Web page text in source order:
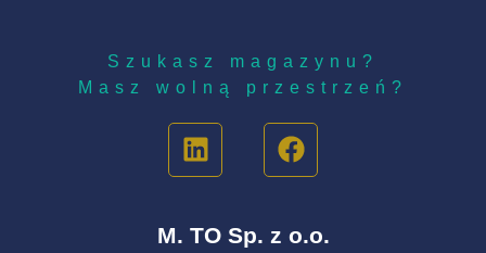
Szukasz magazynu?
Masz wolną przestrzeń?
M. TO Sp. z o.o.